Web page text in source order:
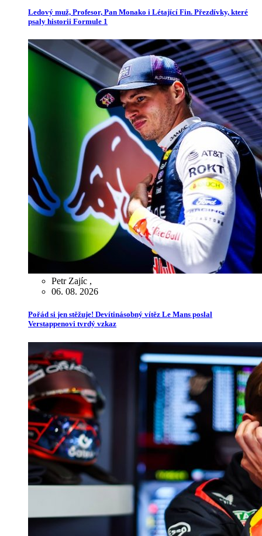
Ledový muž, Profesor, Pan Monako i Létající Fin. Přezdívky, které
psaly historii Formule 1
Petr Zajíc ,
06. 08. 2026
Pořád si jen stěžuje! Devítinásobný vítěz Le Mans poslal
Verstappenovi tvrdý vzkaz